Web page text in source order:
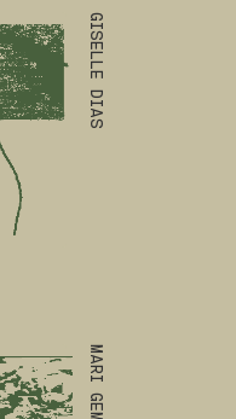
GISELLE DIAS